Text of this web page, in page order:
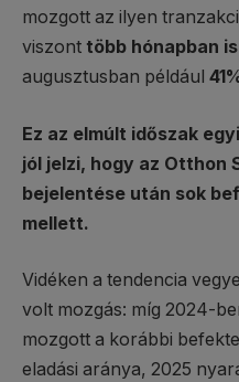
mozgott az ilyen
viszont több hónapban
augusztusban például
Ez az elmúlt időszak
jól jelzi, hogy az Otthon
bejelentése után sok
mellett.
Vidéken a tendencia
volt mozgás: míg 2024-
mozgott a korábbi
eladási aránya, 2025